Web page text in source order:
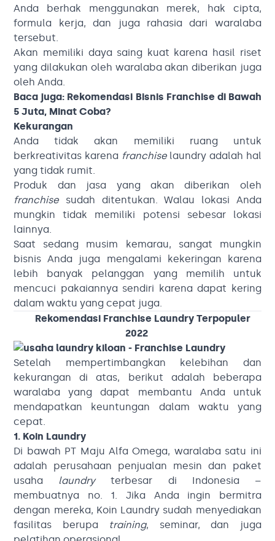
Anda berhak menggunakan merek, hak cipta,
formula kerja, dan juga rahasia dari waralaba
tersebut.
Akan memiliki daya saing kuat karena hasil riset
yang dilakukan oleh waralaba akan diberikan juga
oleh Anda.
Baca juga: Rekomendasi Bisnis Franchise di Bawah
5 Juta, Minat Coba?
Kekurangan
Anda tidak akan memiliki ruang untuk
berkreativitas karena franchiselaundry adalah hal
yang tidak rumit.
Produk dan jasa yang akan diberikan oleh
franchise sudah ditentukan. Walau lokasi Anda
mungkin tidak memiliki potensi sebesar lokasi
lainnya.
Saat sedang musim kemarau, sangat mungkin
bisnis Anda juga mengalami kekeringan karena
lebih banyak pelanggan yang memilih untuk
mencuci pakaiannya sendiri karena dapat kering
dalam waktu yang cepat juga.
Rekomendasi Franchise Laundry Terpopuler
2022
Setelah mempertimbangkan kelebihan dan
kekurangan di atas, berikut adalah beberapa
waralaba yang dapat membantu Anda untuk
mendapatkan keuntungan dalam waktu yang
cepat.
1. Koin Laundry
Di bawah PT Maju Alfa Omega, waralaba satu ini
adalah perusahaan penjualan mesin dan paket
usaha laundryterbesar di Indonesia –
membuatnya no. 1. Jika Anda ingin bermitra
dengan mereka, Koin Laundry sudah menyediakan
fasilitas berupa training, seminar, dan juga